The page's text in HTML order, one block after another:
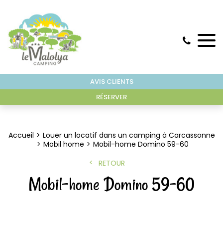
AVIS CLIENTS
RÉSERVER
Accueil
Louer un locatif dans un camping à Carcassonne
Mobil home
Mobil-home Domino 59-60
RETOUR
Mobil-home Domino 59-60